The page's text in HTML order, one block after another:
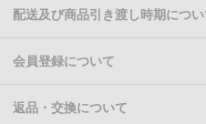
配送及び商品引き渡し時期につい
会員登録について
返品・交換について